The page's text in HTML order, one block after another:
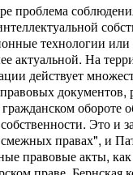
проблема
технологии
актуальной. На
действует
документов,
обороте
Это и
правах", и
правовые акты,